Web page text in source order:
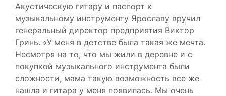
Акустическую гитару и паспорт к
музыкальному инструменту Ярославу вручил
генеральный директор предприятия Виктор
Гринь. «У меня в детстве была такая же мечта.
Несмотря на то, что мы жили в деревне и с
покупкой музыкального инструмента были
сложности, мама такую возможность все же
нашла и гитара у меня появилась. Мы очень